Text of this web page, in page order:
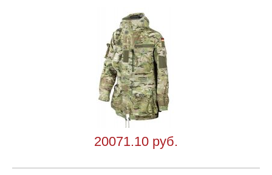
20071.10 руб.